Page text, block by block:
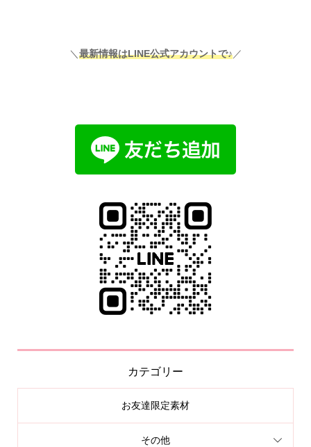
＼ 最新情報はLINE公式アカウントで♪／
カテゴリー
お友達限定素材
その他